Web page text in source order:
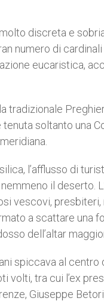
r
discreta e
numero di
eucaristica,
tradizionale
tenuta soltanto una
l’afflusso di
il deserto.
vescovi,
a scattare una
dell’altar
spiccava al centro
volti, tra cui l’ex
Giuseppe